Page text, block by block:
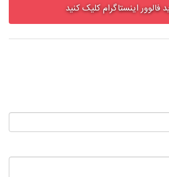
فالوور اینستاگرام کلیک کنید